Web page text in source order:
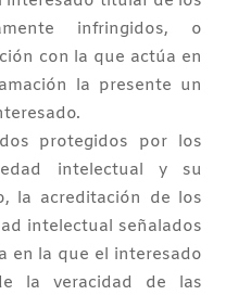
infringidos, o
con la que actúa en
la presente un
protegidos por los
intelectual y su
la acreditación de los
intelectual señalados
en la que el interesado
la veracidad de las